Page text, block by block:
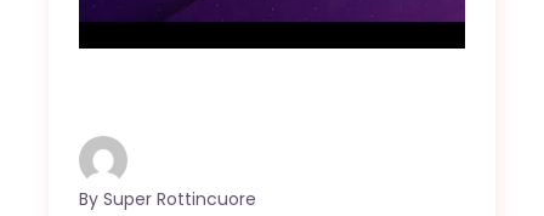
By Super Rottincuore